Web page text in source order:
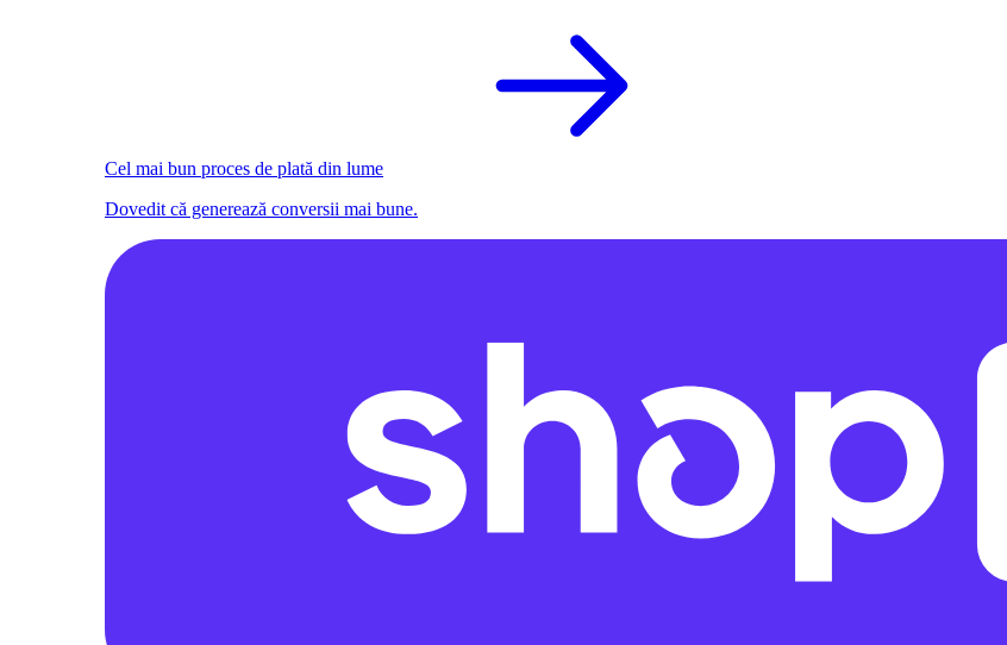
Cel mai bun proces de plată din lume
Dovedit că generează conversii mai bune.